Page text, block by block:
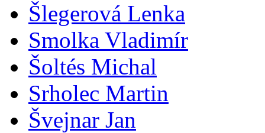
Šlegerová Lenka
Smolka Vladimír
Šoltés Michal
Srholec Martin
Švejnar Jan